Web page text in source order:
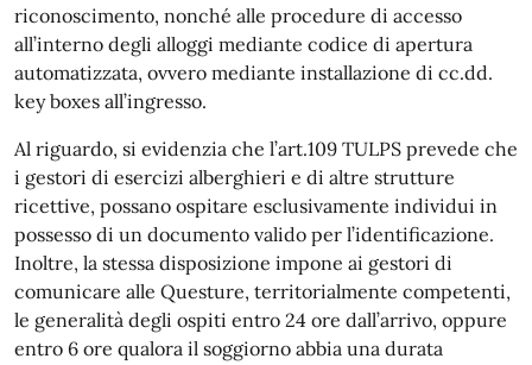
riconoscimento, nonché alle procedure di accesso
all’interno degli alloggi mediante codice di apertura
automatizzata, ovvero mediante installazione di cc.dd.
key boxes all’ingresso.
Al riguardo, si evidenzia che l’art.109 TULPS prevede che
i gestori di esercizi alberghieri e di altre strutture
ricettive, possano ospitare esclusivamente individui in
possesso di un documento valido per l’identificazione.
Inoltre, la stessa disposizione impone ai gestori di
comunicare alle Questure, territorialmente competenti,
le generalità degli ospiti entro 24 ore dall’arrivo, oppure
entro 6 ore qualora il soggiorno abbia una durata